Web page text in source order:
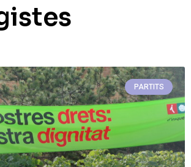
PARTITS